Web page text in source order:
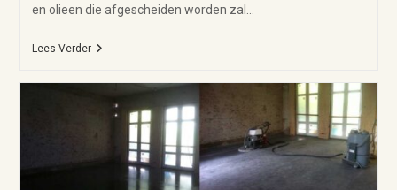
en olieen die afgescheiden worden zal…
Lees Verder